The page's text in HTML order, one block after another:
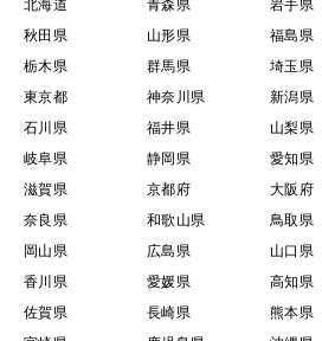
北海道 青森県 岩手県
秋田県
山形県 福島県
栃木県
群馬県 埼玉県
東京都
神奈川県 新潟県
石川県
福井県 山梨県
岐阜県
静岡県 愛知県
滋賀県
京都府 大阪府
奈良県
和歌山県 鳥取県
岡山県
広島県 山口県
香川県
愛媛県 高知県
佐賀県
長崎県 熊本県